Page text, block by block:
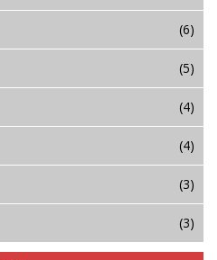
(6)
(5)
(4)
(4)
(3)
(3)